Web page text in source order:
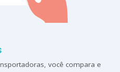
você compara e